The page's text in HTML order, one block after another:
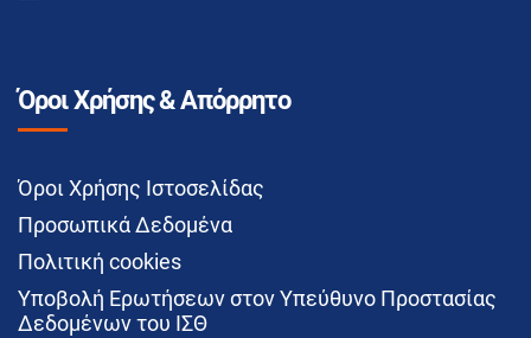
Όροι Χρήσης & Απόρρητο
Όροι Χρήσης Ιστοσελίδας
Προσωπικά Δεδομένα
Πολιτική cookies
Υποβολή Ερωτήσεων στον Υπεύθυνο Προστασίας
Δεδομένων του ΙΣΘ